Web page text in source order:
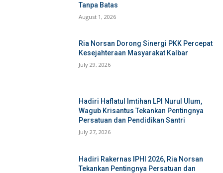
Tanpa Batas
August 1, 2026
Ria Norsan Dorong Sinergi PKK Percepat
Kesejahteraan Masyarakat Kalbar
July 29, 2026
Hadiri Haflatul Imtihan LPI Nurul Ulum,
Wagub Krisantus Tekankan Pentingnya
Persatuan dan Pendidikan Santri
July 27, 2026
Hadiri Rakernas IPHI 2026, Ria Norsan
Tekankan Pentingnya Persatuan dan